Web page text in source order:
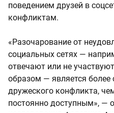
поведением друзей в
конфликтам.
«Разочарование от
социальных сетях —
отвечают или не
образом — является
дружеского конфликта,
постоянно доступным», —